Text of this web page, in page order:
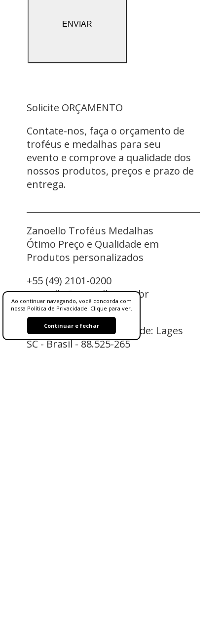
Solicite ORÇAMENTO
Contate-nos, faça o orçamento de
troféus e medalhas para seu
evento e comprove a qualidade dos
nossos produtos, preços e prazo de
entrega.
Zanoello Troféus Medalhas
Ótimo Preço e Qualidade em
Produtos personalizados
+55 (49) 2101-0200
zanoello@zanoello.com.br
Rua: Avelino Zanoello, 01
Bairro: São Miguel / Cidade: Lages
SC-Brasil-88.525-265
Ao continuar navegando, você concorda com
nossa Política de Privacidade. Clique para ver.
Continuar e fechar